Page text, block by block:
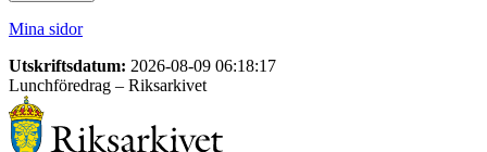
Mina sidor
Utskriftsdatum: 2026-08-09 06:18:17
Lunchföredrag – Riksarkivet